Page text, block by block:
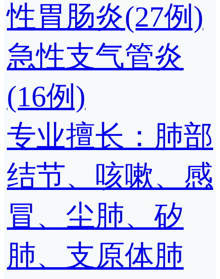
性胃肠炎(27例)
急性支气管炎
(16例)
专业擅长：肺部
结节、咳嗽、感
冒、尘肺、矽
肺、支原体肺